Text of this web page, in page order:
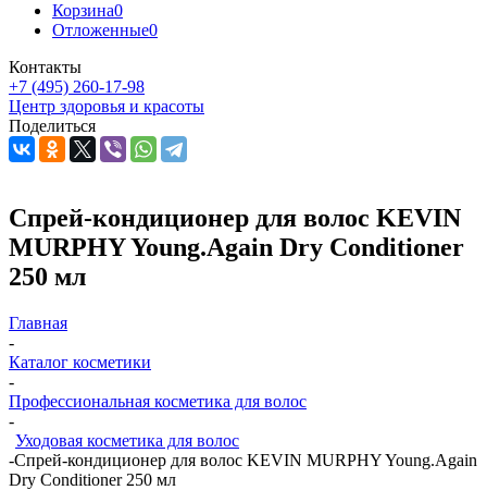
Корзина0
Отложенные0
Контакты
+7 (495) 260-17-98
Центр здоровья и красоты
Поделиться
Спрей-кондиционер для волос KEVIN
MURPHY Young.Again Dry Conditioner
250 мл
Главная
-
Каталог косметики
-
Профессиональная косметика для волос
-
Уходовая косметика для волос
-Спрей-кондиционер для волос KEVIN MURPHY Young.Again
Dry Conditioner 250 мл